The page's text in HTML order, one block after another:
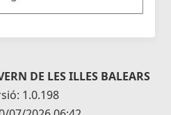
DE LES ILLES BALEARS
1.0.198